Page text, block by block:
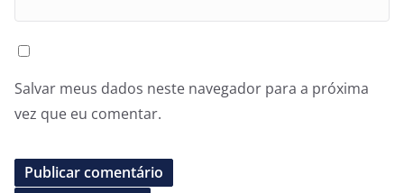
Salvar meus dados neste navegador para a próxima
vez que eu comentar.